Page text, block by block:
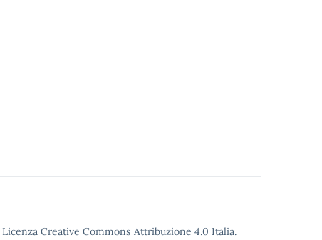
Licenza Creative Commons Attribuzione 4.0 Italia.